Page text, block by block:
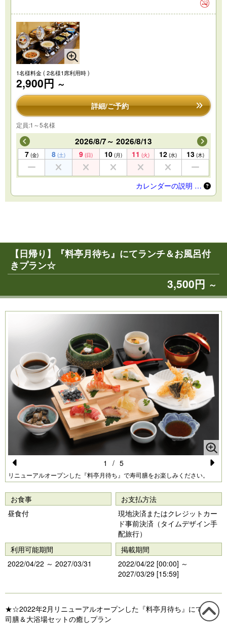
1名様料金( 2名様1席利用時 )
2,900円 ～
詳細/ご予約
定員:1～5名様
2026/8/7～ 2026/8/13
7 (金) 8 (土) 9 (日) 10 (月) 11 (火) 12 (水) 13 (木)
カレンダーの説明 …
【日帰り】『料亭月待ち』にてランチ＆お風呂付
きプラン☆
3,500円 ～
Pr
e
vi
o
s
リニューアルオープンした『料亭月待ち』で寿司膳をお楽しみください。
e
xt
1 / 5
お食事
昼食付
お支払方法
現地決済またはクレジットカー
ド事前決済（タイムデザイン手
配旅行）
利用可能期間
2022/04/22 ～ 2027/03/31
掲載期間
2022/04/22 [00:00] ～
2027/03/29 [15:59]
★☆2022年2月リニューアルオープンした『料亭月待ち』にて、寿
司膳＆大浴場セットの癒しプラン